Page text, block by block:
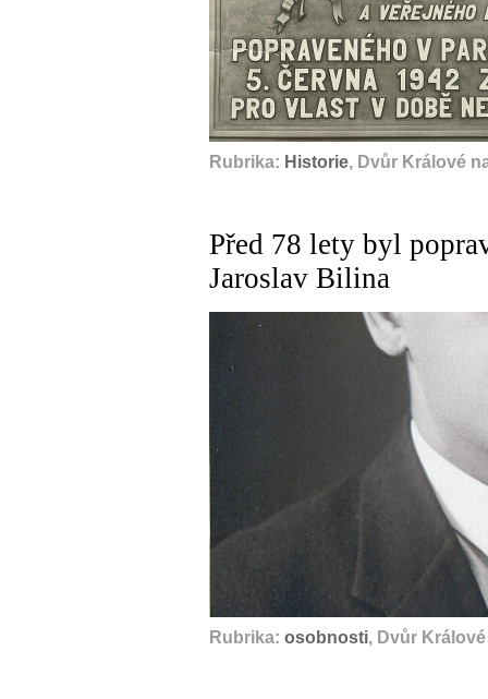
Rubrika: Historie, Dvůr Králové
Před 78 lety byl
Jaroslav Bilina
Rubrika: osobnosti, Dvůr